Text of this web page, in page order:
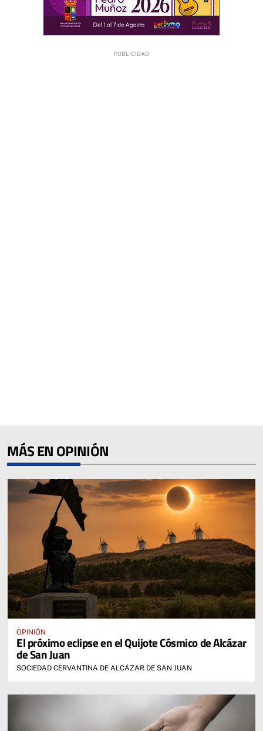
MÁS EN OPINIÓN
OPINIÓN
El próximo eclipse en el Quijote Cósmico de Alcázar
de San Juan
SOCIEDAD CERVANTINA DE ALCÁZAR DE SAN JUAN